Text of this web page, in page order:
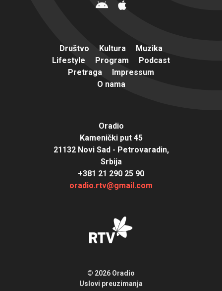
Društvo Kultura
Muzika
Lifestyle
Program
Podcast
Pretraga
Impressum
O nama
Oradio
Kamenički put 45
21132 Novi Sad - Petrovaradin,
Srbija
+381 21 290 25 90
oradio.rtv@gmail.com
© 2026 Oradio
Uslovi preuzimanja